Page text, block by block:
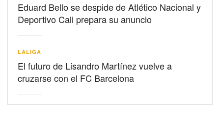
Eduard Bello se despide de Atlético Nacional y
Deportivo Cali prepara su anuncio
LALIGA
El futuro de Lisandro Martínez vuelve a
cruzarse con el FC Barcelona